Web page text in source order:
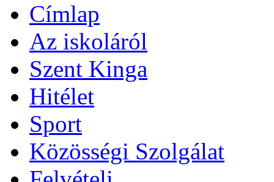
Címlap
Az iskoláról
Szent Kinga
Hitélet
Sport
Közösségi Szolgálat